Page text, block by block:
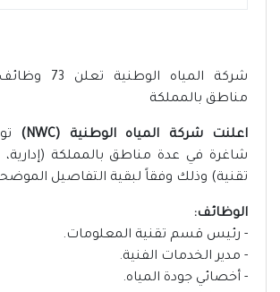
شركة المياه
مناطق بالمملكة
اعلنت شركة المياه الوطنية (NWC)
شاغرة في عدة مناطق بالمملكة (إدارية،
تقنية) وذلك وفقاً لبقية التفاصيل
الوظائف:
- رئيس قسم تقنية المعلومات.
- مدير الخدمات الفنية.
- أخصائي جودة المياه.